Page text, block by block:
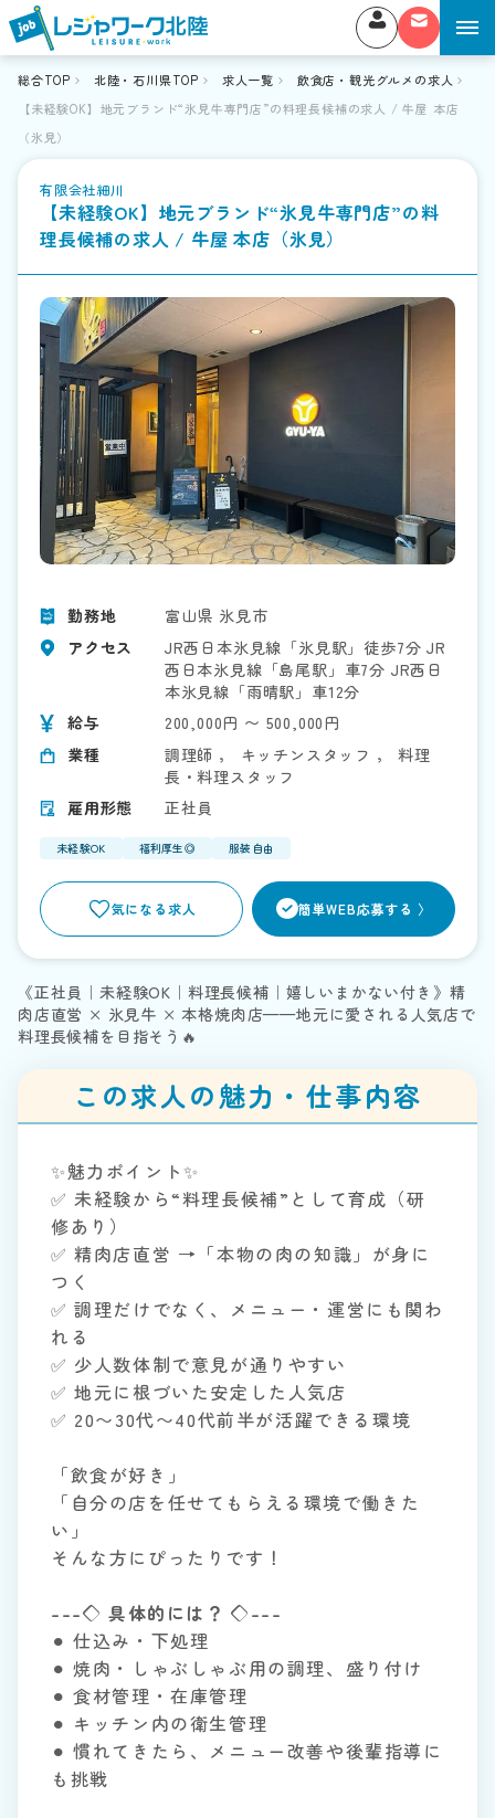
総合TOP 北陸・石川県TOP 求人一覧
飲食店・観光グルメの求人
【未経験OK】地元ブランド“氷見牛専門店”の料理長候補の求人 / 牛屋 本店
（氷見）
有限会社細川
【未経験OK】地元ブランド“氷見牛専門店”の料
理長候補の求人 / 牛屋 本店（氷見）
勤務地
富山県 氷見市
アクセス
JR西日本氷見線「氷見駅」徒歩7分 JR
西日本氷見線「島尾駅」車7分 JR西日
本氷見線「雨晴駅」車12分
給与
200,000円 〜 500,000円
業種
調理師 ， キッチンスタッフ ，
料理
長・料理スタッフ
雇用形態
正社員
未経験OK 福利厚生◎ 服装自由
> 気になる求人 簡単WEB応募する 〉
《正社員｜未経験OK｜料理長候補｜嬉しいまかない付き》精
肉店直営 × 氷見牛 × 本格焼肉店——地元に愛される人気店で
料理長候補を目指そう🔥
この求人の魅力・仕事内容
✨魅力ポイント✨
✅ 未経験から“料理長候補”として育成（研
修あり）
✅ 精肉店直営 →「本物の肉の知識」が身に
つく
✅ 調理だけでなく、メニュー・運営にも関わ
れる
✅ 少人数体制で意見が通りやすい
✅ 地元に根づいた安定した人気店
✅ 20〜30代〜40代前半が活躍できる環境
「飲食が好き」
「自分の店を任せてもらえる環境で働きた
い」
そんな方にぴったりです！
---◇ 具体的には？ ◇---
⚫︎ 仕込み・下処理
⚫︎ 焼肉・しゃぶしゃぶ用の調理、盛り付け
⚫︎ 食材管理・在庫管理
⚫︎ キッチン内の衛生管理
⚫︎ 慣れてきたら、メニュー改善や後輩指導に
も挑戦